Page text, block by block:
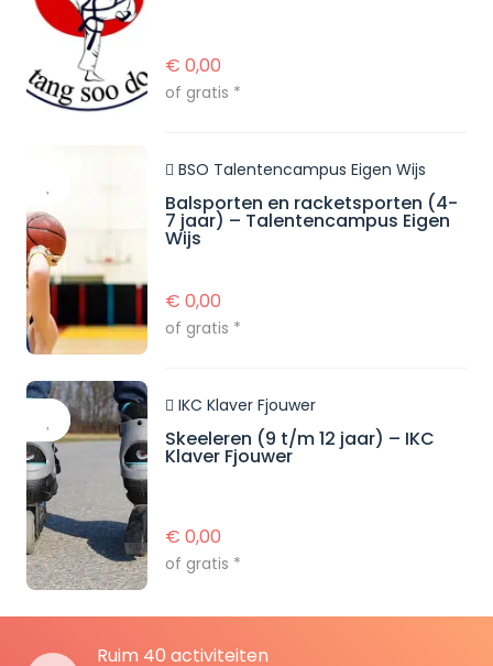
€ 0,00
of gratis *
BSO Talentencampus Eigen Wijs
Balsporten en racketsporten (4-
7 jaar) – Talentencampus Eigen
Wijs
€ 0,00
of gratis *
IKC Klaver Fjouwer
Skeeleren (9 t/m 12 jaar) – IKC
Klaver Fjouwer
€ 0,00
of gratis *
Ruim 40 activiteiten